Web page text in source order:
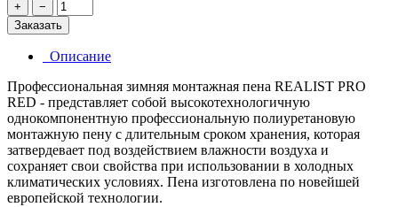
+
−
Заказать
Описание
Профессиональная зимняя монтажная пена REALIST PRO
RED - представляет собой высокотехнологичную
однокомпонентную профессиональную полиуретановую
монтажную пену с длительным сроком хранения, которая
затвердевает под воздействием влажности воздуха и
сохраняет свои свойства при использовании в холодных
климатических условиях. Пена изготовлена по новейшей
европейской технологии.